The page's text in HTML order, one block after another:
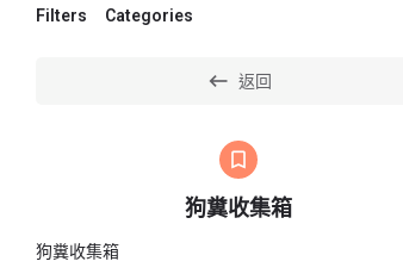
Filters Categories
返回
狗糞收集箱
狗糞收集箱